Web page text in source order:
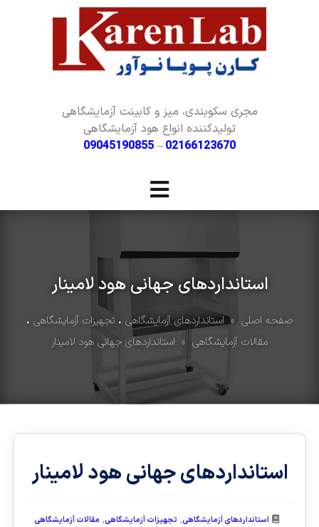
مجری سکوبندی، میز و کابینت آزمایشگاهی
تولیدکننده انواع هود آزمایشگاهی
02166123670
–
09045190855
استانداردهای جهانی هود لامینار
صفحه اصلی »استانداردهای آزمایشگاهی • تجهیزات آزمایشگاهی •
مقالات آزمایشگاهی » استانداردهای جهانی هود لامینار
استانداردهای جهانی هود لامینار
استانداردهای آزمایشگاهی, تجهیزات آزمایشگاهی, مقالات آزمایشگاهی